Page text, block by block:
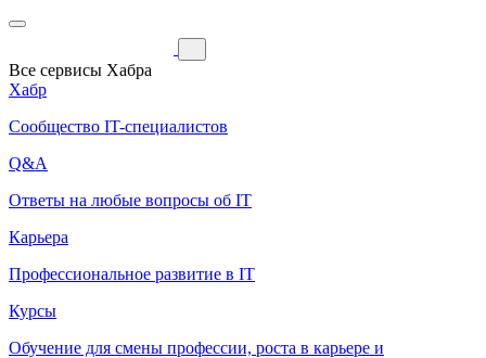
Все сервисы Хабра
Хабр
Сообщество IT-специалистов
Q&A
Ответы на любые вопросы об IT
Карьера
Профессиональное развитие в IT
Курсы
Обучение для смены профессии, роста в карьере и